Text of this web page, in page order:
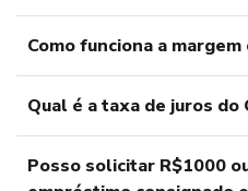
Como funciona a
Qual é a taxa de juros do
Posso solicitar R$1000